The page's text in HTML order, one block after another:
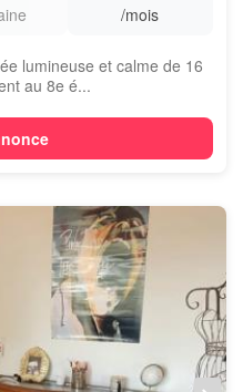
/mois
lumineuse et calme de 16
au 8e é...